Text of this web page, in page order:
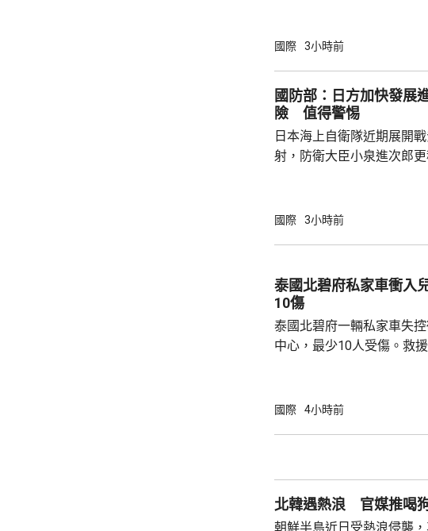
剿與固守等演練，是雙方第
7月，當時在白俄羅斯布列
恐行動為背景的「雄鷹突擊
訓練。至於「神鷹」系列對
國際 3小時前
國防部：日方加快發展
險 值得警惕
日本海上自衛隊近期展開
射，防衛大臣小泉進次郎更
批評日方加快發展進攻性武
守防衛規制，加速推進再軍事
說，真正威脅日本安全、地
恰是日本國內謀求擴軍備武
國際 3小時前
泰國北碧府私家車衝
10傷
泰國北碧府一輛私家車失
中心，最少10人受傷。救
國際 4小時前
北韓遇熱浪 官媒推喝
朝鮮半島近日受熱浪侵襲